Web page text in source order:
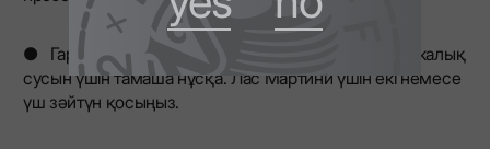
● Гарнир. Зәйтүн немесе лимон қабығы - классикалық
сусын үшін тамаша нұсқа. Лас Мартини үшін екі немесе
үш зәйтүн қосыңыз.